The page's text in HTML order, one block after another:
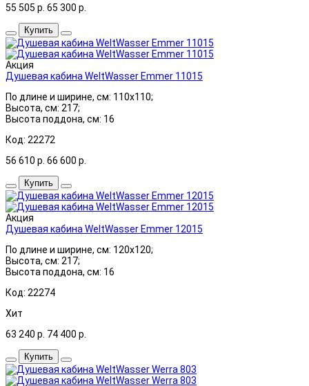
55 505 р. 65 300 р.
Купить
Акция
Душевая кабина WeltWasser Emmer 11015
По длине и ширине, см: 110x110;
Высота, см: 217;
Высота поддона, см: 16
Код: 22272
56 610 р. 66 600 р.
Купить
Акция
Душевая кабина WeltWasser Emmer 12015
По длине и ширине, см: 120x120;
Высота, см: 217;
Высота поддона, см: 16
Код: 22274
Хит
63 240 р. 74 400 р.
Купить